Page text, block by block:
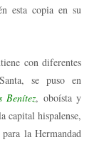
esta copia en su
con diferentes
se puso en
Benítez, oboísta y
capital hispalense,
la Hermandad